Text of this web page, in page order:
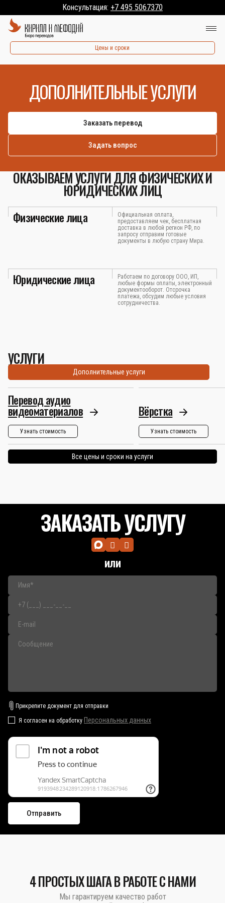
Консультация: +7 495 5067370
Цены и сроки
ДОПОЛНИТЕЛЬНЫЕ УСЛУГИ
Заказать перевод
Задать вопрос
ОКАЗЫВАЕМ УСЛУГИ ДЛЯ ФИЗИЧЕСКИХ И
ЮРИДИЧЕСКИХ ЛИЦ
Физические лица
Официальная оплата,
предоставляем чек, бесплатная
доставка в любой регион РФ, по
запросу отправим готовые
документы в любую страну Мира.
Юридические лица
Работаем по договору ООО, ИП,
любые формы оплаты, электронный
документооборот. Отсрочка
платежа, обсудим любые условия
сотрудничества.
УСЛУГИ
Дополнительные услуги
Перевод аудио
видеоматериалов
Узнать стоимость
Вёрстка
Узнать стоимость
Все цены и сроки на услуги
ЗАКАЗАТЬ УСЛУГУ
или
Прикрепите документ для отправки
Я согласен на обработку Персональных данных
4 ПРОСТЫХ ШАГА В РАБОТЕ С НАМИ
Мы гарантируем качество работ